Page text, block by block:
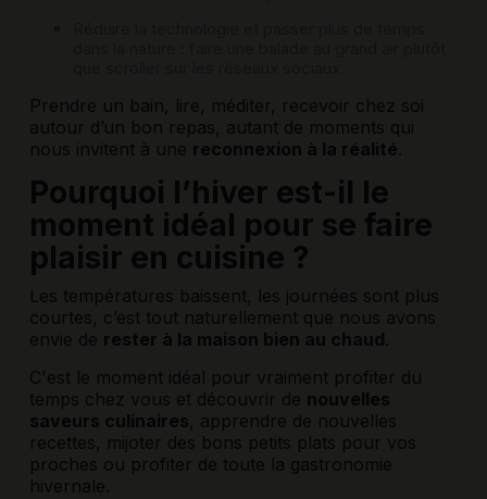
Prendre un bain, lire, méditer, recevoir chez soi
autour d’un bon repas, autant de moments qui
nous invitent à une reconnexion à la réalité
Pourquoi l’hiver est-il le
moment idéal pour se faire
plaisir en cuisine ?
Les températures baissent, les journées sont plus
courtes, c’est tout naturellement que nous avons
envie de rester à la maison bien au chaud
C'est le moment idéal pour vraiment profiter du
temps chez vous et découvrir de nouvelles
saveurs culinaires, apprendre de nouvelles
recettes, mijoter des bons petits plats pour vos
proches ou profiter de toute la gastronomie
hivernale.